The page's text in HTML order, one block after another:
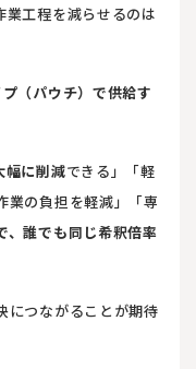
業工程を減らせるのは
（パウチ）で供給す
幅に削減できる」「軽
業の負担を軽減」「専
、誰でも同じ希釈倍率
につながることが期待